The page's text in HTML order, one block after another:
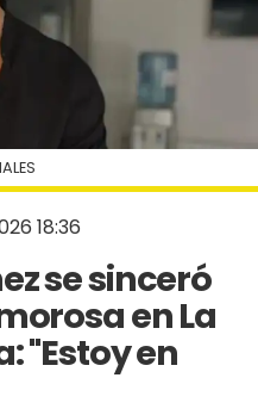
18:36
se sinceró
en La
"Estoy en